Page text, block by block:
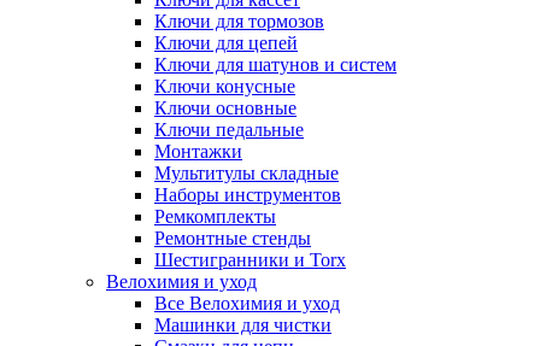
Ключи для тормозов
Ключи для цепей
Ключи для шатунов и систем
Ключи конусные
Ключи основные
Ключи педальные
Монтажки
Мультитулы складные
Наборы инструментов
Ремкомплекты
Ремонтные стенды
Шестигранники и Torx
Велохимия и уход
Все Велохимия и уход
Машинки для чистки